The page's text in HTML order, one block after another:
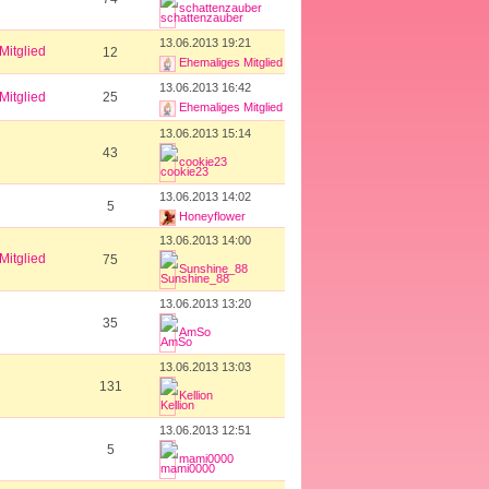
schattenzauber
12
13.06.2013 19:21
Ehemaliges Mitglied
25
13.06.2013 16:42
Ehemaliges Mitglied
43
13.06.2013 15:14
cookie23
5
13.06.2013 14:02
Honeyflower
75
13.06.2013 14:00
Sunshine_88
35
13.06.2013 13:20
AmSo
131
13.06.2013 13:03
Kellion
5
13.06.2013 12:51
mami0000